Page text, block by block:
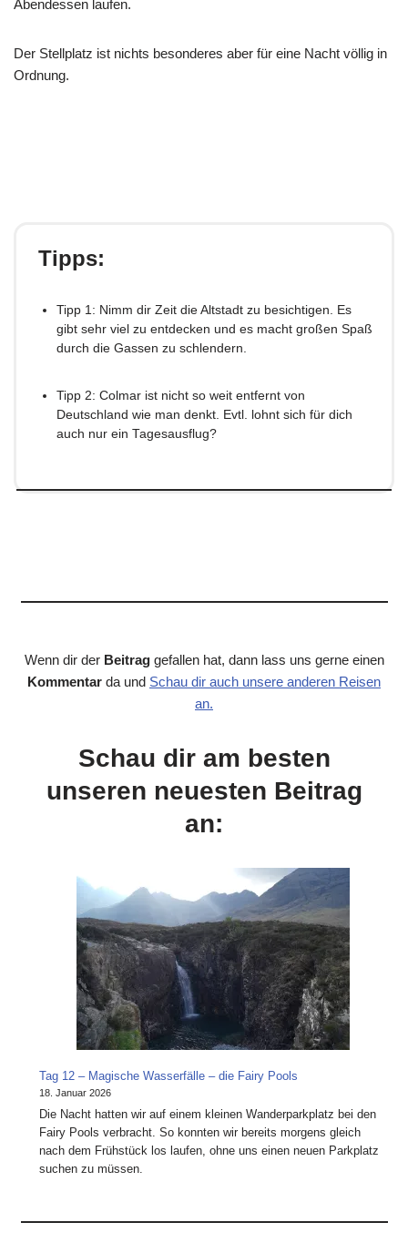
Abendessen laufen.
Der Stellplatz ist nichts besonderes aber für eine Nacht völlig in
Ordnung.
Tipps:
Tipp 1: Nimm dir Zeit die Altstadt zu besichtigen. Es
gibt sehr viel zu entdecken und es macht großen Spaß
durch die Gassen zu schlendern.
Tipp 2: Colmar ist nicht so weit entfernt von
Deutschland wie man denkt. Evtl. lohnt sich für dich
auch nur ein Tagesausflug?
Wenn dir der Beitrag gefallen hat, dann lass uns gerne einen
Kommentar da und Schau dir auch unsere anderen Reisen
an.
Schau dir am besten
unseren neuesten Beitrag
an:
Tag 12 – Magische Wasserfälle – die Fairy Pools
18. Januar 2026
Die Nacht hatten wir auf einem kleinen Wanderparkplatz bei den
Fairy Pools verbracht. So konnten wir bereits morgens gleich
nach dem Frühstück los laufen, ohne uns einen neuen Parkplatz
suchen zu müssen.